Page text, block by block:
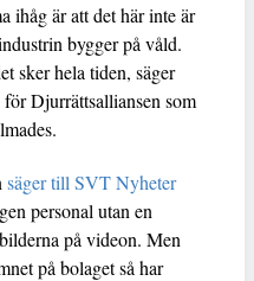
ihåg är att det här inte är
bygger på våld.
sker hela tiden, säger
Djurrättsalliansen som
säger till SVT Nyheter
personal utan en
på videon. Men
på bolaget så har